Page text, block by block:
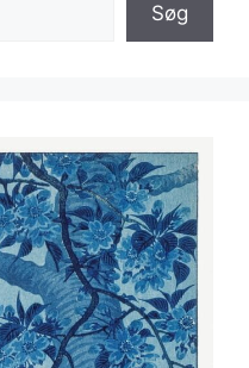
Søg